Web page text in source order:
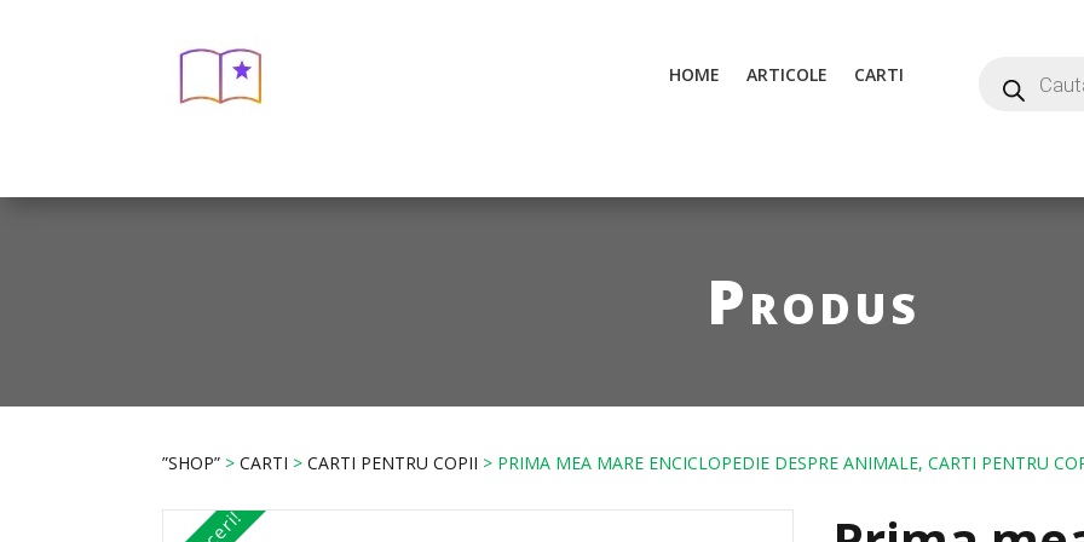
HOME ARTICOLE CARTI
Produs
”SHOP” >CARTI >CARTI PENTRU COPII > PRIMA MEA MARE ENCICLOPEDIE DESPRE ANIMALE, CARTI PENTRU